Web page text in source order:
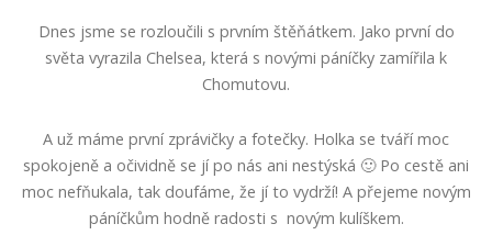
Dnes jsme se rozloučili s prvním štěňátkem. Jako první do
světa vyrazila Chelsea, která s novými páníčky zamířila k
Chomutovu.
A už máme první zprávičky a fotečky. Holka se tváří moc
spokojeně a očividně se jí po nás ani nestýská 🙂 Po cestě ani
moc nefňukala, tak doufáme, že jí to vydrží! A přejeme novým
páníčkům hodně radosti s novým kulíškem.